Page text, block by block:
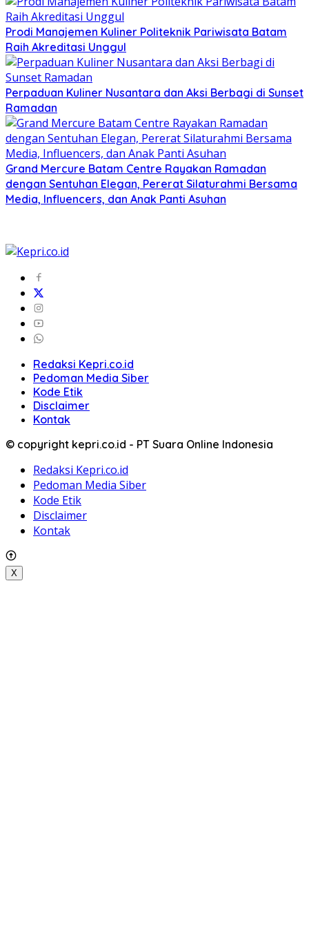
Prodi Manajemen Kuliner Politeknik Pariwisata Batam
Raih Akreditasi Unggul
Perpaduan Kuliner Nusantara dan Aksi Berbagi di Sunset
Ramadan
Grand Mercure Batam Centre Rayakan Ramadan
dengan Sentuhan Elegan, Pererat Silaturahmi Bersama
Media, Influencers, dan Anak Panti Asuhan
Redaksi Kepri.co.id
Pedoman Media Siber
Kode Etik
Disclaimer
Kontak
© copyright kepri.co.id - PT Suara Online Indonesia
Redaksi Kepri.co.id
Pedoman Media Siber
Kode Etik
Disclaimer
Kontak
X